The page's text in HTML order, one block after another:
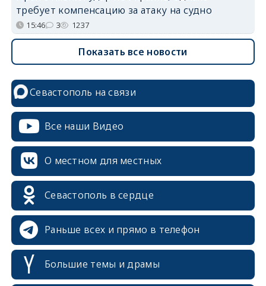
требует компенсацию за атаку на судно
15:46 3 1237
Показать все новости
Севастополь на связи
Все наши Видео
О местном для местных
Севастополь в сердце
Раньше всех и прямо в телефон
Большие темы и драмы